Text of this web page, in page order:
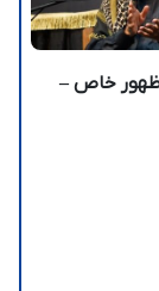
خاص –